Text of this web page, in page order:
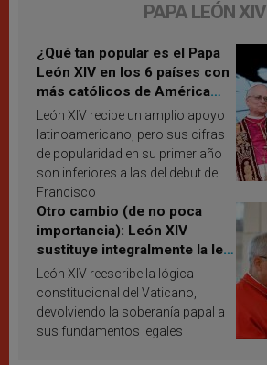
PAPA LEÓN XIV
¿Qué tan popular es el Papa
León XIV en los 6 países con
más católicos de América
Latina en 2026? Publican
resultados de investigación
León XIV recibe un amplio apoyo
latinoamericano, pero sus cifras
de popularidad en su primer año
son inferiores a las del debut de
Francisco
Otro cambio (de no poca
importancia): León XIV
sustituye integralmente la ley
vaticana de Papa Francisco
León XIV reescribe la lógica
constitucional del Vaticano,
devolviendo la soberanía papal a
sus fundamentos legales